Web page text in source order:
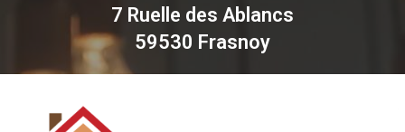
7 Ruelle des Ablancs
59530 Frasnoy